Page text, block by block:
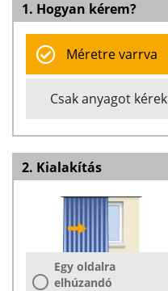
1. Hogyan kérem?
Méretre varrva
Csak anyagot kérek
2. Kialakítás
Egy oldalra
elhúzandó